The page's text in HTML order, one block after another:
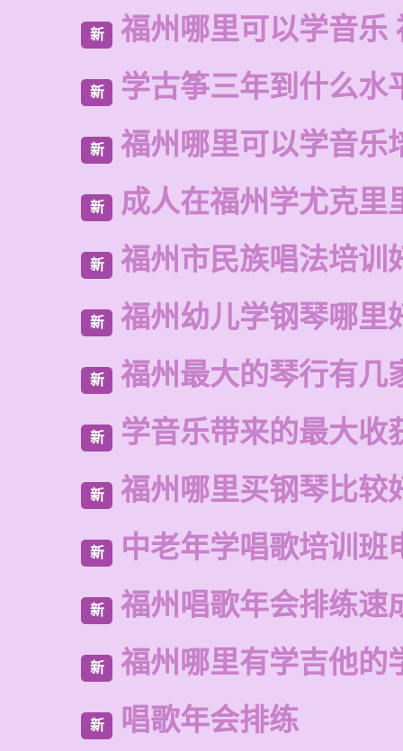
新 福州哪里可以学音乐
新 学古筝三年到什么水
新 福州哪里可以学音乐
新 成人在福州学尤克里
新 福州市民族唱法培训
新 福州幼儿学钢琴哪里
新 福州最大的琴行有几
新 学音乐带来的最大收
新 福州哪里买钢琴比较
新 中老年学唱歌培训班
新 福州唱歌年会排练速
新 福州哪里有学吉他的
新 唱歌年会排练